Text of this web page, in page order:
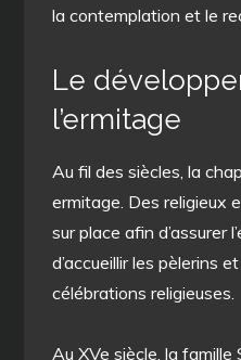
la contemplation et le
Le
l’ermitage
Au fil des siècles, la
ermitage. Des religieux
sur place afin d’assurer
d’accueillir les pèlerins
célébrations religieuses.
Au XVe siècle, la